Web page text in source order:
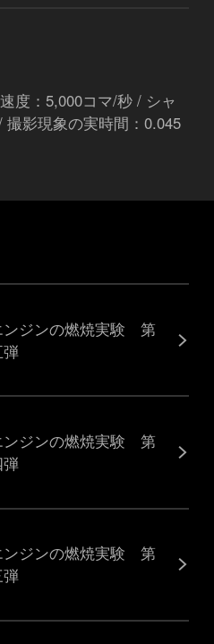
度：5,000コマ/秒 / シャ
撮影現象の実時間：0.045
ンジンの燃焼実験 第
弾
ンジンの燃焼実験 第
弾
ンジンの燃焼実験 第